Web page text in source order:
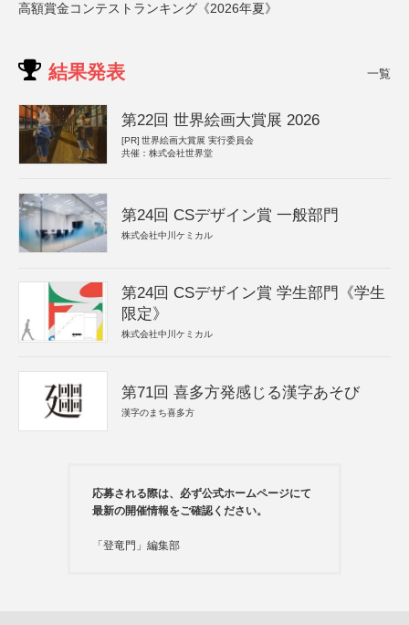
高額賞金コンテストランキング《2026年夏》
結果発表 一覧
第22回 世界絵画大賞展 2026
[PR] 世界絵画大賞展 実行委員会
共催：株式会社世界堂
第24回 CSデザイン賞 一般部門
株式会社中川ケミカル
第24回 CSデザイン賞 学生部門《学生
限定》
株式会社中川ケミカル
第71回 喜多方発感じる漢字あそび
漢字のまち喜多方
応募される際は、必ず公式ホームページにて
最新の開催情報をご確認ください。
「登竜門」編集部